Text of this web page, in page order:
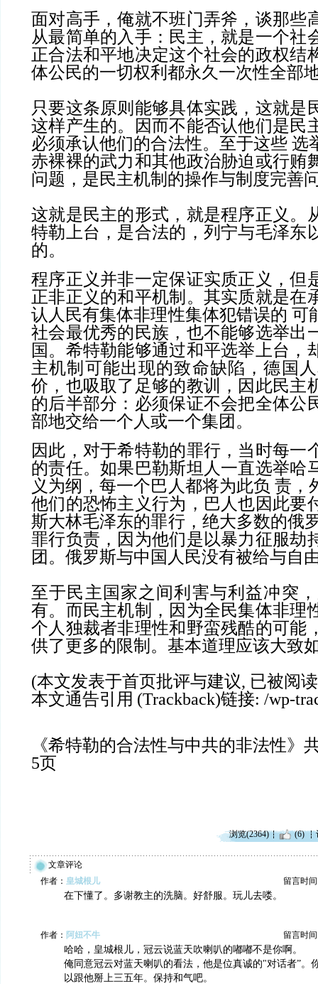
面对高手，俺就不班门弄斧，谈那些
从最简单的入手：民主，就是一个社
正合法和平地决定这个社会的政权结
体公民的一切权利都永久一次性全部
只要这条原则能够具体实践，这就是
这样产生的。因而不能否认他们是民
必须承认他们的合法性。至于这些 选
赤裸裸的武力和其他政治胁迫或行贿
问题，是民主机制的操作与制度完善
这就是民主的形式，就是程序正义。
特勒上台，是合法的，列宁与毛泽东
的。
程序正义并非一定保证实质正义，但
正非正义的和平机制。其实质就是在
认人民有集体非理性集体犯错误的 可
社会最优秀的民族，也不能够选举出
国。希特勒能够通过和平选举上台，
主机制可能出现的致命缺陷，德国
价，也吸取了足够的教训，因此民主
的后半部分：必须保证不会把全体公
部地交给一个人或一个集团。
因此，对于希特勒的罪行，当时每一
的责任。如果巴勒斯坦人一直选举哈
义为纲，每一个巴人都将为此负 责
他们的恐怖主义行为，巴人也因此要
斯大林毛泽东的罪行，绝大多数的俄
罪行负责，因为他们是以暴力征服劫
团。俄罗斯与中国人民没有被给与自
至于民主国家之间利害与利益冲突
有。而民主机制，因为全民集体非理
个人独裁者非理性和野蛮残酷的可能
供了更多的限制。基本道理应该大致
(本文发表于首页批评与建议, 已被阅读
本文通告引用 (Trackback)链接: /wp-
《希特勒的合法性与中共的非法性》
5页
浏览(2364) (6)
文章评论
作者： 皇城根儿 留言时间
在下懂了。多谢教主的洗脑。好舒服。玩儿去喽。
作者： 阿妞不牛 留言时间
哈哈，皇城根儿，冠云说蓝天吹喇叭的嘟嘟不是你啊。
俺同意冠云对蓝天喇叭的看法，他是位真诚的"对话者”。
以跟他掰上三五年。保持和气吧。